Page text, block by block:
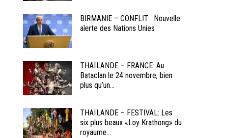
BIRMANIE – CONFLIT : Nouvelle
alerte des Nations Unies
THAÏLANDE – FRANCE: Au
Bataclan le 24 novembre, bien
plus qu’un...
THAÏLANDE – FESTIVAL: Les
six plus beaux «Loy Krathong» du
royaume...